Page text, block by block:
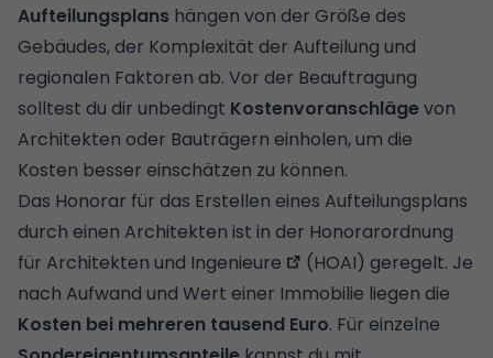
Aufteilungsplans hängen von der Größe des
Gebäudes, der Komplexität der Aufteilung und
regionalen Faktoren ab. Vor der Beauftragung
solltest du dir unbedingt Kostenvoranschläge von
Architekten oder Bauträgern einholen, um die
Kosten besser einschätzen zu können.
Das Honorar für das Erstellen eines Aufteilungsplans
durch einen Architekten ist in der Honorarordnung
für Architekten und Ingenieure
(HOAI) geregelt. Je
nach Aufwand und Wert einer Immobilie liegen die
Kosten bei mehreren tausend Euro. Für einzelne